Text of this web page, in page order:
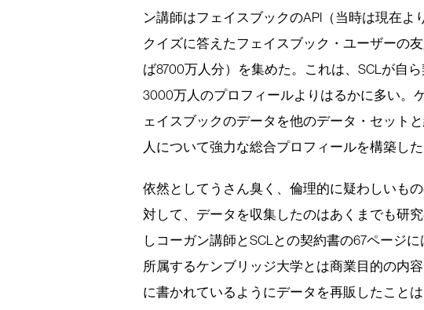
ン講師はフェイスブックのAPI（当時は現在よ
クイズに答えたフェイスブック・ユーザーの
ば8700万人分）を集めた。これは、SCLが自
3000万人のプロフィールよりはるかに多い。
ェイスブックのデータを他のデータ・セット
人について強力な総合プロフィールを構築した
依然としてうさん臭く、倫理的に疑わしいも
対して、データを収集したのはあくまでも研
しコーガン講師とSCLとの契約書の67ページ
所属するケンブリッジ大学とは商業目的の内
に書かれているようにデータを再販したこと